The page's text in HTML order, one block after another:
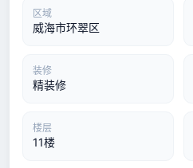
区域
威海市环翠区
装修
精装修
楼层
11楼